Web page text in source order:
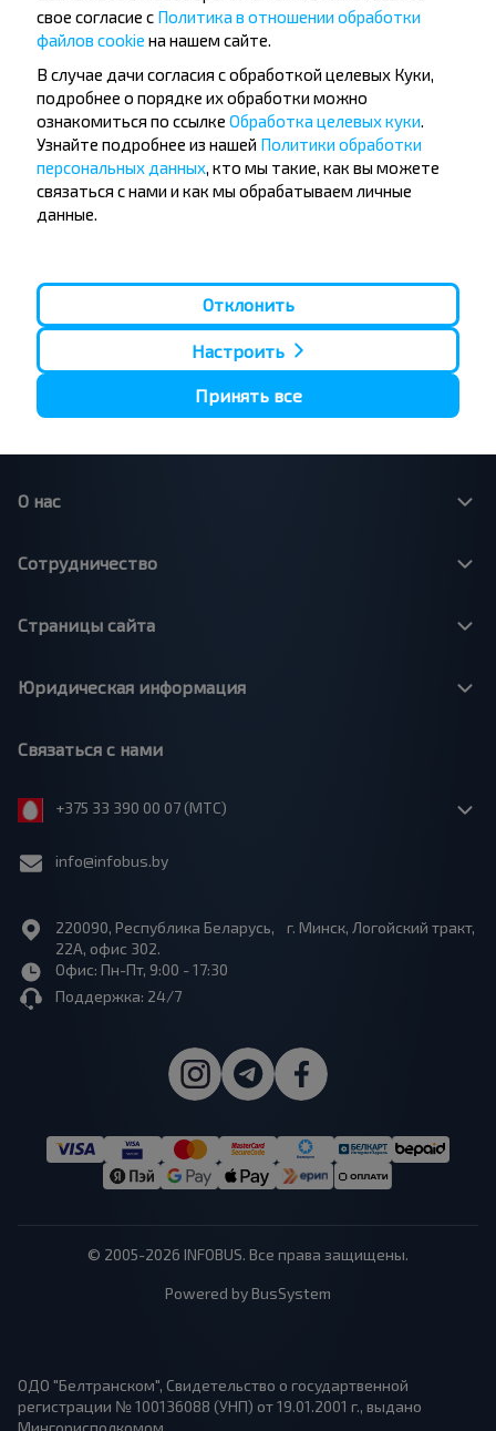
Популярные автобусные
направления
Орша - Могилёв
Минск - Несвиж
Минск - Могилёв
Минск - Пинск
Минск - Брест
Минск - Барановичи
Гомель - Минск
Брест - Тересполь
Брест - Беловежская Пуща
Полоцк - Рига
Минск - Вильнюс
Минск - Варшава
Минск - Москва
Москва - Барановичи
Брест - Люблин
Брест - Варшава
О нас
Сотрудничество
Страницы сайта
Юридическая информация
Связаться с нами
+375 33 390 00 07 (МТС)
info@infobus.by
220090, Республика Беларусь, г. Минск, Логойский тракт,
22А, офис 302.
Офис: Пн-Пт, 9:00 - 17:30
Поддержка: 24/7
© 2005-2026 INFOBUS. Все права защищены.
Powered by BusSystem
ОДО "Белтранском", Свидетельство о государтвенной
регистрации № 100136088 (УНП) от 19.01.2001 г., выдано
свое согласие с Политика в отношении обработки
файлов cookie на нашем сайте.
В случае дачи согласия с обработкой целевых Куки,
подробнее о порядке их обработки можно
ознакомиться по ссылке Обработка целевых куки.
Узнайте подробнее из нашей Политики обработки
персональных данных, кто мы такие, как вы можете
связаться с нами и как мы обрабатываем личные
данные.
Отклонить
Настроить
Принять все